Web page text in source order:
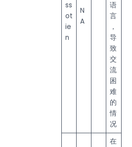
ss
ot
ie
n
N
A
语
言
，
导
致
交
流
困
难
的
情
况
在